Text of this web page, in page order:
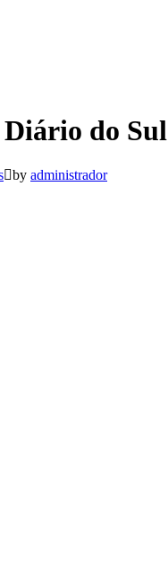
do Sul
by administrador